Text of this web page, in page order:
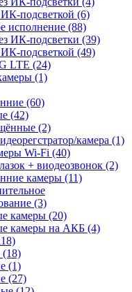
подсветкой (6)
исполнение (88)
ИК-подсветки (39)
подсветкой (49)
LTE (24)
(1)
(60)
(42)
(2)
камера (1)
Wi-Fi (40)
+ виодеозвонок (2)
камеры (11)
(3)
камеры (20)
камеры на АКБ (4)
(18)
(1)
(27)